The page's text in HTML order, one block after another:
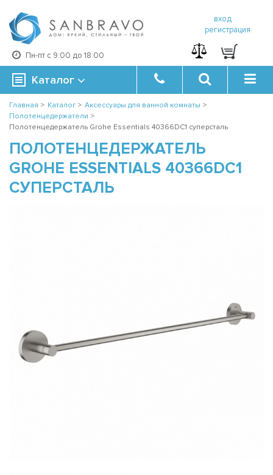
Пн-пт с 9:00 до 18:00
вход
регистрация
Каталог
Главная > Каталог > Аксессуары для ванной комнаты >
Полотенцедержатели >
Полотенцедержатель Grohe Essentials 40366DC1 суперсталь
ПОЛОТЕНЦЕДЕРЖАТЕЛЬ
GROHE ESSENTIALS 40366DC1
СУПЕРСТАЛЬ